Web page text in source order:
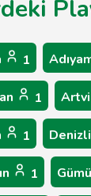
1
1
1 Denizli
1